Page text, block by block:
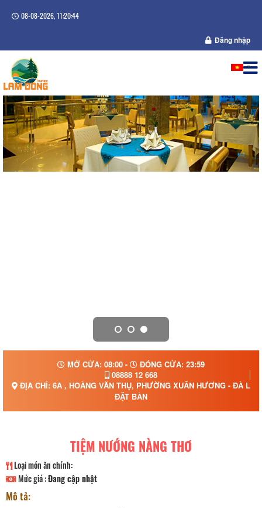
08-08-2026, 11:20:45
Đăng nhập
MỞ CỬA: 08:00 -
ĐÓNG CỬA: 23:59
08888 12 668
ĐỊA CHỈ: 6A , HOÀNG VĂN THỤ, PHƯỜNG XUÂN HƯƠNG - ĐÀ
ĐẶT BÀN
TIỆM NƯỚNG NÀNG THƠ
Loại món ăn chính:
Mức giá :Đang cập nhật
Mô tả: